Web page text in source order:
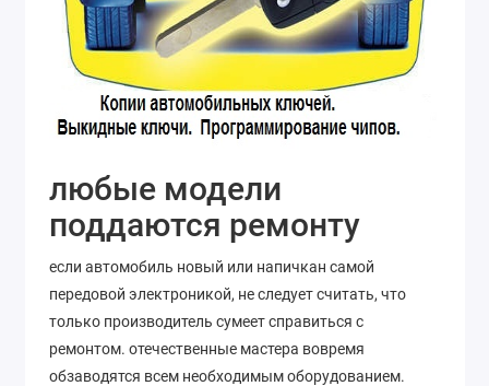
любые модели
поддаются ремонту
если автомобиль новый или напичкан самой
передовой электроникой, не следует считать, что
только производитель сумеет справиться с
ремонтом. отечественные мастера вовремя
обзаводятся всем необходимым оборудованием.